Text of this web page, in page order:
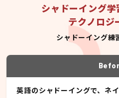
シャドーイング
テクノロジ
シャドーイング練
英語のシャドーイングで、ネ